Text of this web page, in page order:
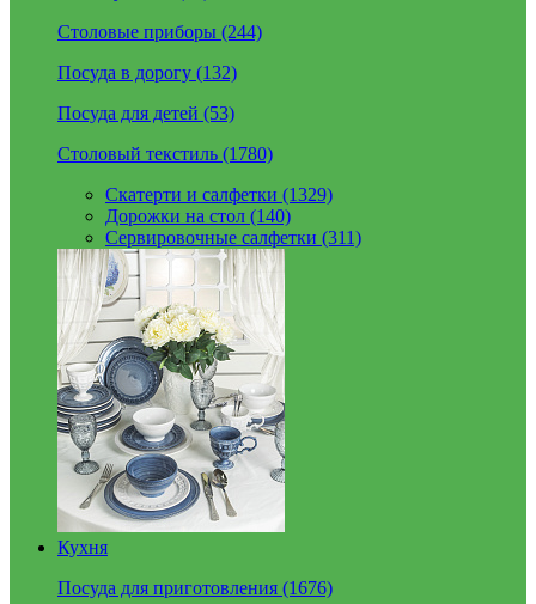
Столовые приборы (244)
Посуда в дорогу (132)
Посуда для детей (53)
Столовый текстиль (1780)
Скатерти и салфетки (1329)
Дорожки на стол (140)
Сервировочные салфетки (311)
Кухня
Посуда для приготовления (1676)